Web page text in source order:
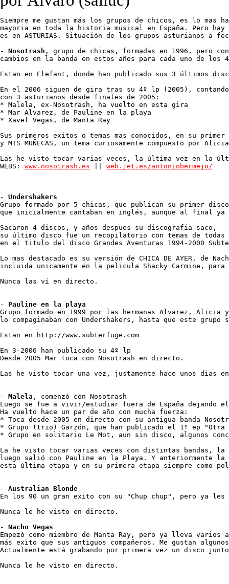
Siempre me gustan más los grupos de chicos, es lo mas
mayoria en toda la historia musical en España. Pero hay
es en ASTURIAS. Situación de los grupos asturianos a
- Nosotrash , grupo de chicas, formadas en 1996, pero
cambios en la banda en estos años para cada uno de los
Estan en Elefant, donde han publicado sus 3 últimos
En el 2006 siguen de gira tras su 4º lp (2005),
con 3 asturianos desde finales de 2005:
* Malela, ex-Nosotrash, ha vuelto en esta gira
* Mar Alvarez, de Pauline en la playa
* Xavel Vegas, de Manta Ray
Sus primeros exitos o temas mas conocidos, en su primer
y MIS MUÑECAS, un tema curiosamente compuesto por
Las he visto tocar varias veces, la última vez en la
WEBS: www.nosotrash.es web.jet.es/antoniobermejo/
- Undershakers
Grupo formado por 5 chicas, que publican su primer
que inicialmente cantaban en inglés, aunque al final ya
Sacaron 4 discos, y años despues su discografia saco,
su último disco fue un recopilatorio con temas de todas
en el titulo del disco Grandes Aventuras 1994-2000
Lo mas destacado es su versión de CHICA DE AYER, de
incluida unicamente en la pelicula Shacky Carmine, para
Nunca las ví en directo.
- Pauline en la playa
Grupo formado en 1999 por las hermanas Alvarez, Alicia
lo compaginaban con Undershakers, hasta que este grupo
Estan en http://www.subterfuge.com
En 3-2006 han publicado su 4º lp
Desde 2005 Mar toca con Nosotrash en directo.
Las he visto tocar una vez, justamente hace unos dias
- Malela , comenzó con Nosotrash
Luego se fue a vivir/estudiar fuera de España dejando
Ha vuelto hace un par de año con mucha fuerza:
* Toca desde 2005 en directo con su antigua banda
* Grupo (trio) Garzón, que han publicado el 1º ep "Otra
* Grupo en solitario Le Mot, aun sin disco, algunos
La he visto tocar varias veces con distintas bandas,
luego salió con Pauline en la Playa. Y anteriormente la
esta última etapa y en su primera etapa siempre como
- Australian Blonde
En los 90 un gran exito con su "Chup chup", pero ya
Nunca le he visto en directo.
- Nacho Vegas
Empezó como miembro de Manta Ray, pero ya lleva
más exito que sus antiguos compañeros. Me gustan
Actualmente está grabando por primera vez un disco
Nunca le he visto en directo.